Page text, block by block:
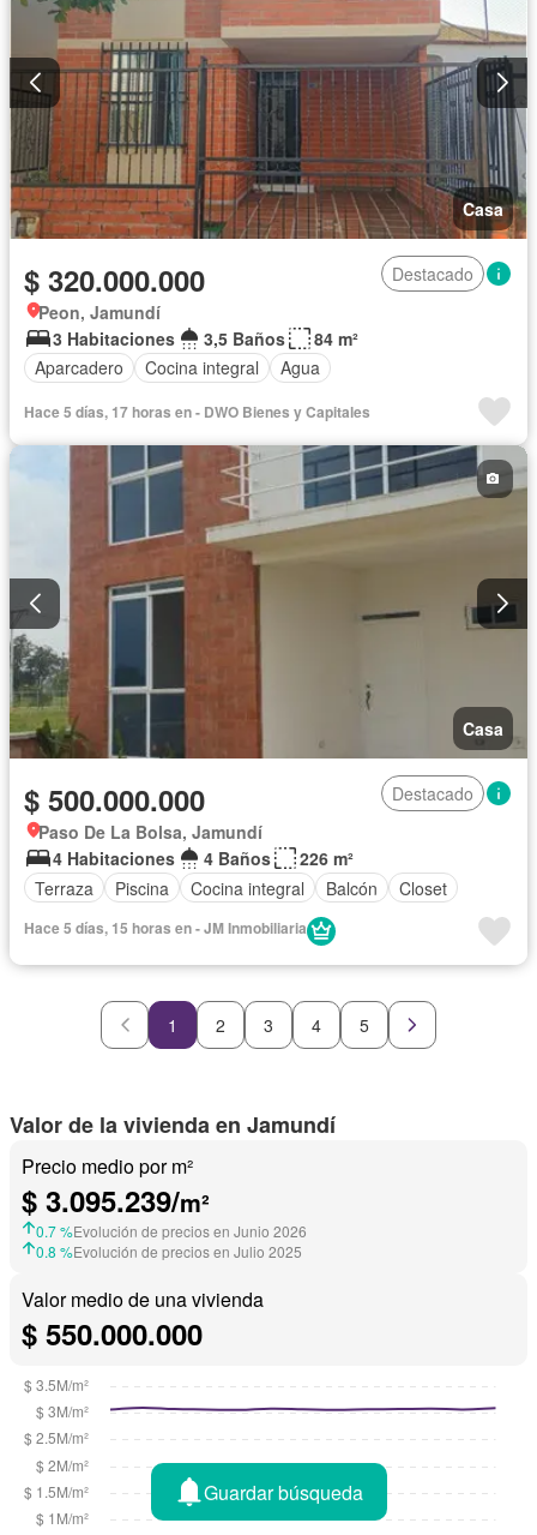
Casa
$ 320.000.000
Destacado
Peon, Jamundí
3 Habitaciones
3,5 Baños
84 m²
Aparcadero
Cocina integral Agua
Hace 5 días, 17 horas en - DWO Bienes y Capitales
Casa
$ 500.000.000
Destacado
Paso De La Bolsa, Jamundí
4 Habitaciones
4 Baños
226 m²
Terraza
Piscina Cocina integral Balcón Closet
Hace 5 días, 15 horas en - JM Inmobiliaria
1 2 3 4 5
Valor de la vivienda en Jamundí
Precio medio por m²
$ 3.095.239/m²
0.7 %Evolución de precios en Junio 2026
0.8 %Evolución de precios en Julio 2025
Valor medio de una vivienda
$ 550.000.000
Guardar búsqueda